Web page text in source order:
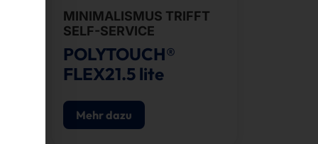
MINIMALISMUS TRIFFT
SELF-SERVICE
POLYTOUCH®
FLEX21.5 lite
Mehr dazu